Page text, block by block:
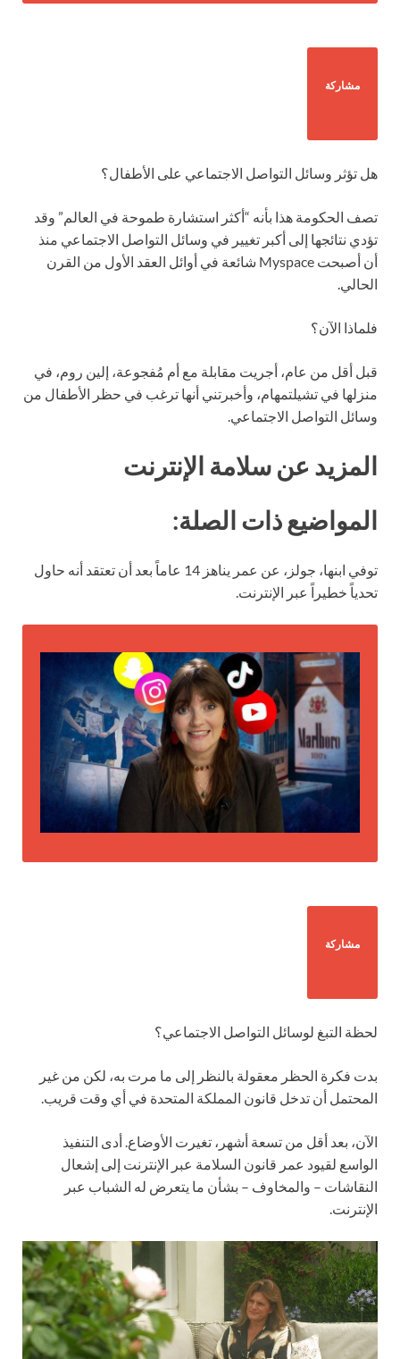
مشاركة
هل تؤثر وسائل التواصل الاجتماعي على الأطفال؟
تصف الحكومة هذا بأنه “أكثر استشارة طموحة في العالم” وقد
تؤدي نتائجها إلى أكبر تغيير في وسائل التواصل الاجتماعي منذ
أن أصبحت Myspace شائعة في أوائل العقد الأول من القرن
الحالي.
فلماذا الآن؟
قبل أقل من عام، أجريت مقابلة مع أم مُفجوعة، إلين روم، في
منزلها في تشيلتمهام، وأخبرتني أنها ترغب في حظر الأطفال من
وسائل التواصل الاجتماعي.
المزيد عن سلامة الإنترنت
المواضيع ذات الصلة:
توفي ابنها، جولز، عن عمر يناهز 14 عاماً بعد أن تعتقد أنه حاول
تحدياً خطيراً عبر الإنترنت.
مشاركة
لحظة التبغ لوسائل التواصل الاجتماعي؟
بدت فكرة الحظر معقولة بالنظر إلى ما مرت به، لكن من غير
المحتمل أن تدخل قانون المملكة المتحدة في أي وقت قريب.
الآن، بعد أقل من تسعة أشهر، تغيرت الأوضاع. أدى التنفيذ
الواسع لقيود عمر قانون السلامة عبر الإنترنت إلى إشعال
النقاشات – والمخاوف – بشأن ما يتعرض له الشباب عبر
الإنترنت.